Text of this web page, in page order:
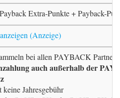
Extra-Punkte + Payback-
bei allen PAYBACK
auch außerhalb der
keine Jahresgebühr